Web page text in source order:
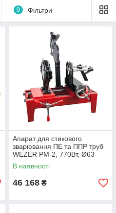
0 Фільтри
Апарат для стикового
зварювання ПЕ та ППР труб
WEZER РМ-2, 770Вт, Ø63-
160 мм
В наявності
46 168 ₴